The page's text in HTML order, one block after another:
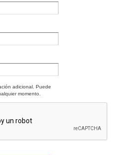
adicional. Puede
momento.